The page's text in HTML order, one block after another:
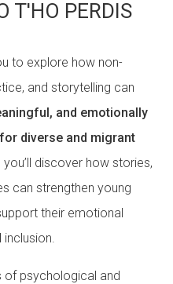
T'HO PERDIS
to explore how non-
and storytelling can
and emotionally
diverse and migrant
you’ll discover how stories,
can strengthen young
their emotional
of psychological and